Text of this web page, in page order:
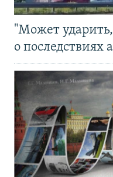
"Может
о последствиях